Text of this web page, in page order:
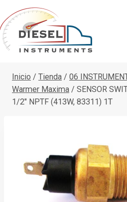
Saltar
al
contenido
Inicio / Tienda / 06
Warmer Maxima / SENSOR
1/2″ NPTF (413W, 83311) 1T